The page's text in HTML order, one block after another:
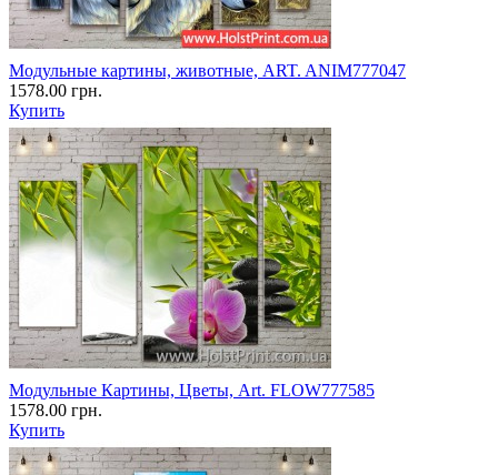
Модульные картины, животные, ART. ANIM777047
1578.00 грн.
Купить
Модульные Картины, Цветы, Art. FLOW777585
1578.00 грн.
Купить